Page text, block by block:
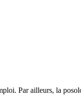
Par ailleurs, la